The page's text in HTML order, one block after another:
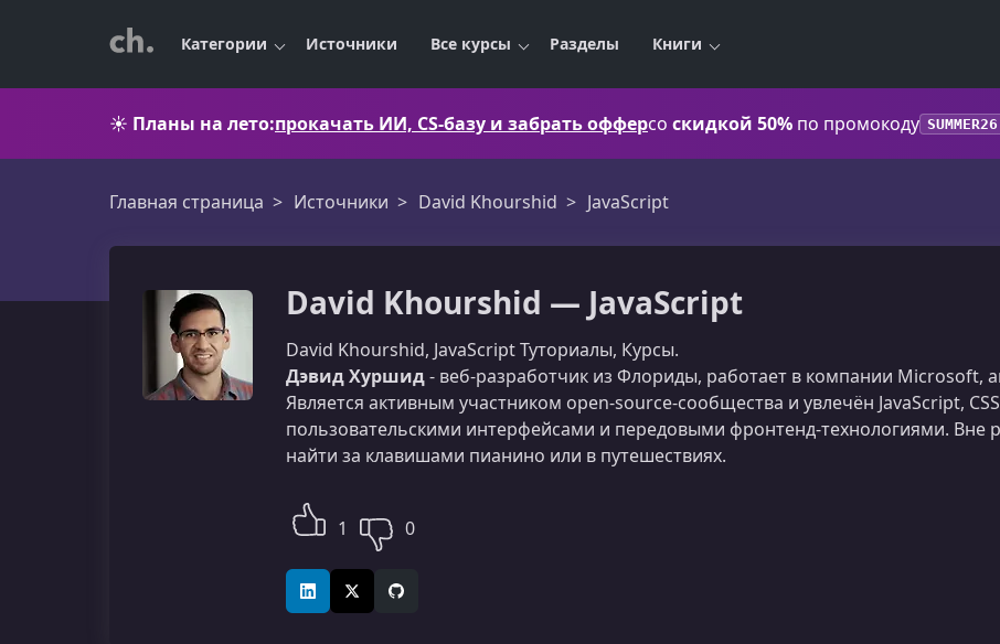
Категории Источники Все курсы Разделы Книги
☀️ Планы на лето:прокачать ИИ, CS-базу и забрать офферсо скидкой 50% по промокоду SUMMER26
Главная страница Источники David Khourshid JavaScript
David Khourshid — JavaScript
David Khourshid, JavaScript Туториалы, Курсы.
Дэвид Хуршид- веб-разработчик из Флориды, работает в компании Microsoft,
Является активным участником open-source-сообщества и увлечён JavaScript,
пользовательскими интерфейсами и передовыми фронтенд-технологиями.
найти за клавишами пианино или в путешествиях.
1 0
LinkedInX (Twitter)GitHub